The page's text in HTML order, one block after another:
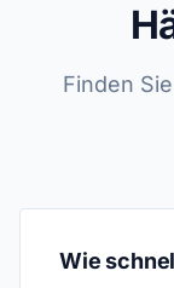
Finden
Wie